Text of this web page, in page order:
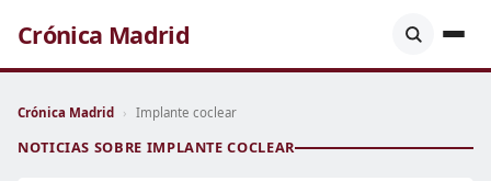
Crónica Madrid
Crónica Madrid › Implante coclear
NOTICIAS SOBRE IMPLANTE COCLEAR